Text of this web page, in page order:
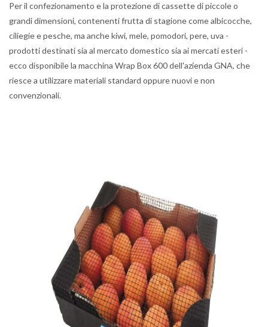
Per il confezionamento e la protezione di cassette di piccole o
grandi dimensioni, contenenti frutta di stagione come albicocche,
ciliegie e pesche, ma anche kiwi, mele, pomodori, pere, uva -
prodotti destinati sia al mercato domestico sia ai mercati esteri -
ecco disponibile la macchina Wrap Box 600 dell'azienda GNA, che
riesce a utilizzare materiali standard oppure nuovi e non
convenzionali.